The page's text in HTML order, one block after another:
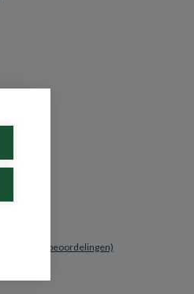
(531 beoordelingen)